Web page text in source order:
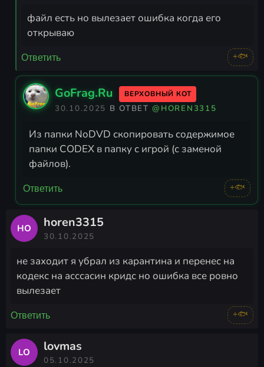
файл есть но вылезает ошибка когда его
открываю
Ответить +🐟
GoFrag.Ru ВЕРХОВНЫЙ КОТ
30.10.2025 В ОТВЕТ@HOREN3315
Из папки NoDVD скопировать содержимое
папки CODEX в папку с игрой (с заменой
файлов).
Ответить +🐟
HO horen3315
30.10.2025
не заходит я убрал из карантина и перенес на
кодекс на асссасин кридс но ошибка все ровно
вылезает
Ответить +🐟
LO lovmas
05.10.2025